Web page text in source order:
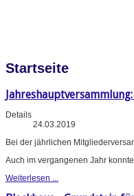
Startseite
Details
24.03.2019
Bei der jährlichen
Auch im vergangenen Jahr
Weiterlesen ...